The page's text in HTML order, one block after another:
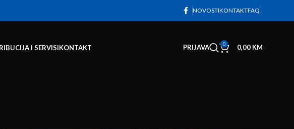
NOVOSTIKONTAKTFAQ
I SERVISIKONTAKT PRIJAVA 0 0,00 KM